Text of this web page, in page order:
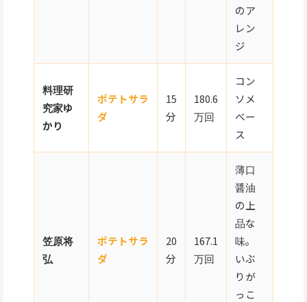
のア
レン
ジ
料理研
究家ゆ
かり
ポテトサラ
ダ
15
分
180.6
万回
コン
ソメ
ベー
ス
笠原将
弘
ポテトサラ
ダ
20
分
167.1
万回
薄口
醤油
の上
品な
味。
いぶ
りが
っこ